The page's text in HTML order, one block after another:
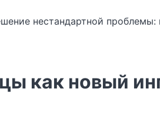
нестандартной проблемы:
как новый